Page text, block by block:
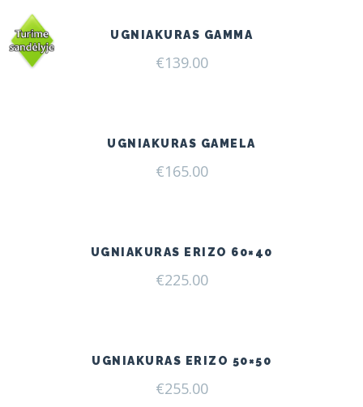
UGNIAKURAS GAMMA
€139.00
UGNIAKURAS GAMELA
€165.00
UGNIAKURAS ERIZO 60×40
€225.00
UGNIAKURAS ERIZO 50×50
€255.00